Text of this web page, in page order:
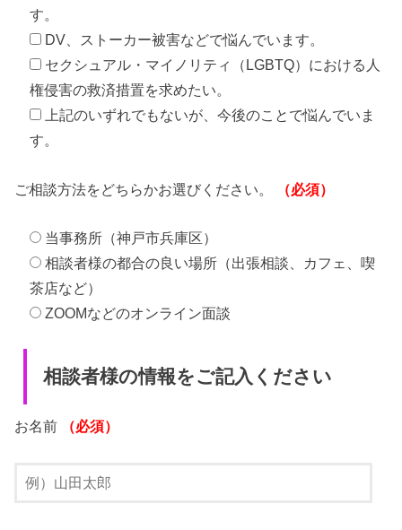
す。
DV、ストーカー被害などで悩んでいます。
セクシュアル・マイノリティ（LGBTQ）における人
権侵害の救済措置を求めたい。
上記のいずれでもないが、今後のことで悩んでいま
す。
ご相談方法をどちらかお選びください。 （必須）
当事務所（神戸市兵庫区）
相談者様の都合の良い場所（出張相談、カフェ、喫
茶店など）
ZOOMなどのオンライン面談
相談者様の情報をご記入ください
お名前 （必須）